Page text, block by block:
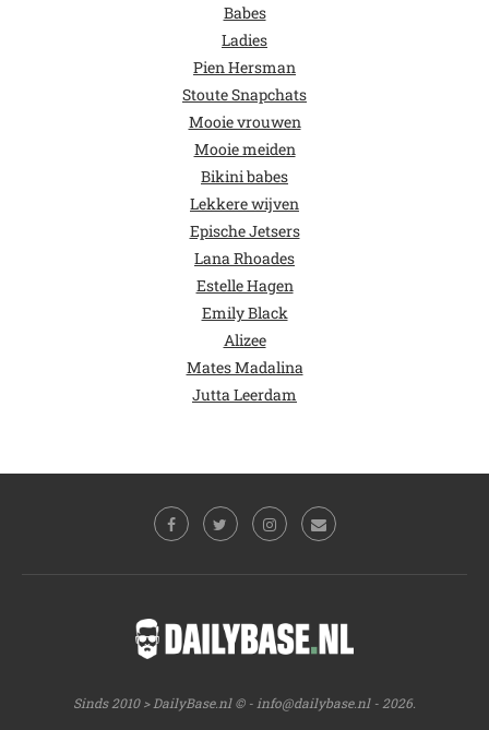
Babes
Ladies
Pien Hersman
Stoute Snapchats
Mooie vrouwen
Mooie meiden
Bikini babes
Lekkere wijven
Epische Jetsers
Lana Rhoades
Estelle Hagen
Emily Black
Alizee
Mates Madalina
Jutta Leerdam
Sinds 2010 > DailyBase.nl © - info@dailybase.nl- 2026.